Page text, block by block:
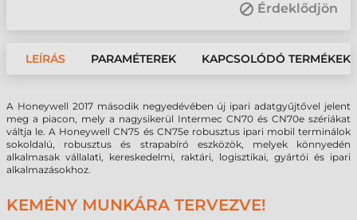
Érdeklődjön
LEÍRÁS PARAMÉTEREK KAPCSOLÓDÓ TERMÉKEK
A Honeywell 2017 második negyedévében új ipari adatgyűjtővel jelent
meg a piacon, mely a nagysikerül Intermec CN70 és CN70e szériákat
váltja le. A Honeywell CN75 és CN75e robusztus ipari mobil terminálok
sokoldalú, robusztus és strapabíró eszközök, melyek könnyedén
alkalmasak vállalati, kereskedelmi, raktári, logisztikai, gyártói és ipari
alkalmazásokhoz.
KEMÉNY MUNKÁRA TERVEZVE!